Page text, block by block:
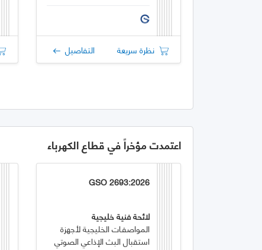
نظرة سريعة التفاصيل
اعتمدت مؤخراً في قطاع الكهرباء
GSO 2693:2026
لائحة فنية خليجية
المواصفـات الخليجية لأجهزة
استقبال البث الإذاعي الصوتي